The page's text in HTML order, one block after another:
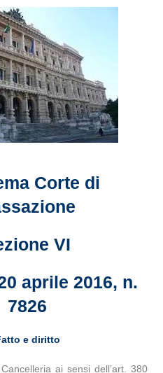
Corte di
VI
aprile 2016, n.
7826
e diritto
ai sensi dell’art. 380